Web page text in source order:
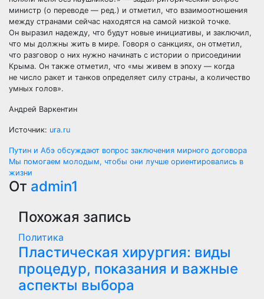
министр (о переводе — ред.) и отметил, что взаимоотношения
между странами сейчас находятся на самой низкой точке.
Он выразил надежду, что будут новые инициативы, и заключил,
что мы должны жить в мире. Говоря о санкциях, он отметил,
что разговор о них нужно начинать с истории о присоединии
Крыма. Он также отметил, что «мы живем в эпоху — когда
не число ракет и танков определяет силу страны, а количество
умных голов».
Андрей Варкентин
Источник: ura.ru
Навигация
по
записям
Путин и Абэ обсуждают вопрос заключения мирного договора
Мы помогаем молодым, чтобы они лучше ориентировались в
жизни
От admin1
Похожая запись
Политика
Пластическая хирургия: виды
процедур, показания и важные
аспекты выбора